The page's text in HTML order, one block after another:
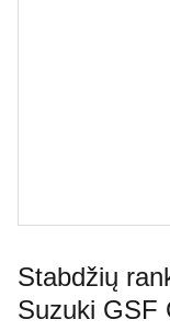
Stabdžių
Suzuki GSF